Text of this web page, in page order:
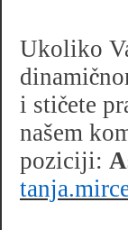
Ukoliko
dinamič
i stičete
našem
poziciji: